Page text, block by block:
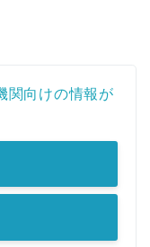
関向けの情報が